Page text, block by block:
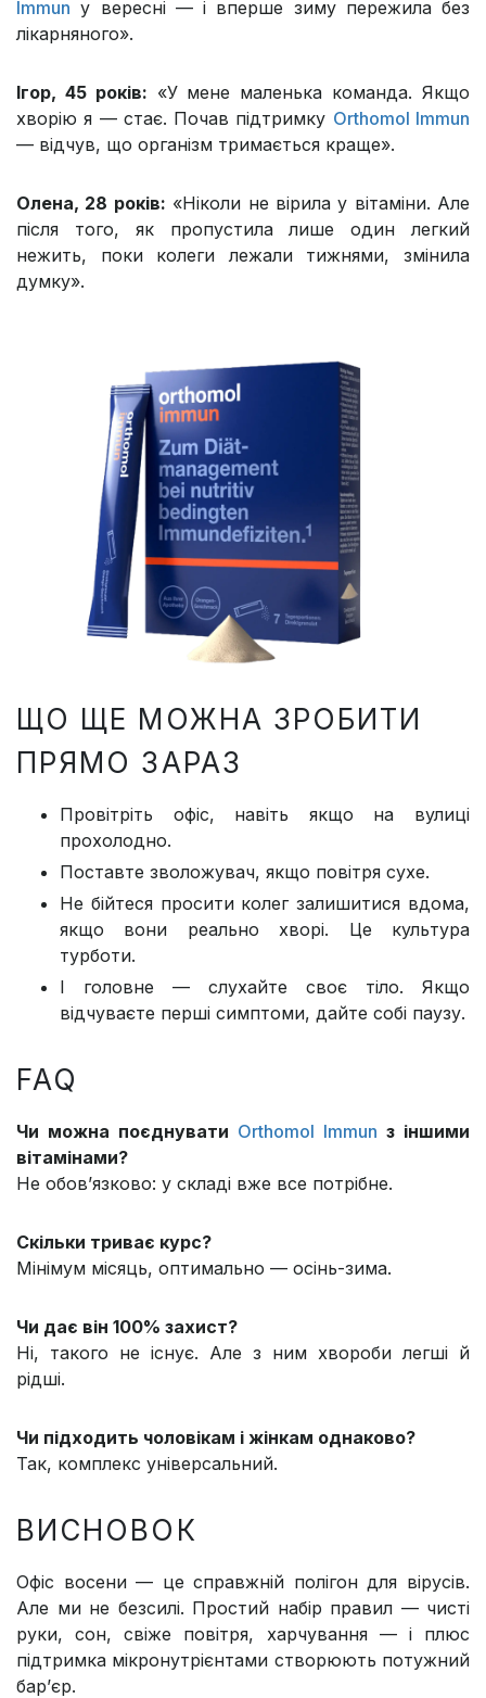
Immun у вересні — і вперше зиму пережила без
лікарняного».
Ігор, 45 років: «У мене маленька команда. Якщо
хворію я — стає. Почав підтримку Orthomol Immun
— відчув, що організм тримається краще».
Олена, 28 років: «Ніколи не вірила у вітаміни. Але
після того, як пропустила лише один легкий
нежить, поки колеги лежали тижнями, змінила
думку».
ЩО ЩЕ МОЖНА ЗРОБИТИ
ПРЯМО ЗАРАЗ
Провітріть офіс, навіть якщо на вулиці
прохолодно.
Поставте зволожувач, якщо повітря сухе.
Не бійтеся просити колег залишитися вдома,
якщо вони реально хворі. Це культура
турботи.
І головне — слухайте своє тіло. Якщо
відчуваєте перші симптоми, дайте собі паузу.
FAQ
Чи можна поєднувати Orthomol Immun з іншими
вітамінами?
Не обов’язково: у складі вже все потрібне.
Скільки триває курс?
Мінімум місяць, оптимально — осінь-зима.
Чи дає він 100% захист?
Ні, такого не існує. Але з ним хвороби легші й
рідші.
Чи підходить чоловікам і жінкам однаково?
Так, комплекс універсальний.
ВИСНОВОК
Офіс восени — це справжній полігон для вірусів.
Але ми не безсилі. Простий набір правил — чисті
руки, сон, свіже повітря, харчування — і плюс
підтримка мікронутрієнтами створюють потужний
бар’єр.